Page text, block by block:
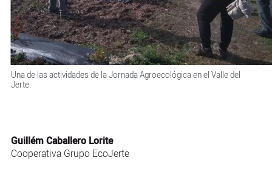
Una de las actividades de la Jornada Agroecológica en el Valle del
Jerte.
Guillém Caballero Lorite
Cooperativa Grupo EcoJerte